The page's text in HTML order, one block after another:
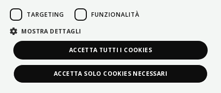
TARGETING FUNZIONALITÀ
MOSTRA DETTAGLI
ACCETTA TUTTI I COOKIES
ACCETTA SOLO COOKIES NECESSARI